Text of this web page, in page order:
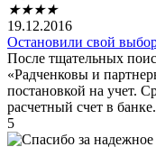
★★★★
19.12.2016
Остановили свой
После тщательных
«Радченковы и
постановкой на учет.
расчетный счет в банке.
5